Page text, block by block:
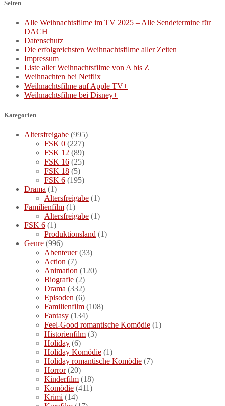
Seiten
Alle Weihnachtsfilme im TV 2025 – Alle Sendetermine für
DACH
Datenschutz
Die erfolgreichsten Weihnachtsfilme aller Zeiten
Impressum
Liste aller Weihnachtsfilme von A bis Z
Weihnachten bei Netflix
Weihnachtsfilme auf Apple TV+
Weihnachtsfilme bei Disney+
Kategorien
Altersfreigabe (995)
FSK 0 (227)
FSK 12 (89)
FSK 16 (25)
FSK 18 (5)
FSK 6 (195)
Drama (1)
Altersfreigabe (1)
Familienfilm (1)
Altersfreigabe (1)
FSK 6 (1)
Produktionsland (1)
Genre (996)
Abenteuer(33)
Action (7)
Animation (120)
Biografie (2)
Drama (332)
Episoden (6)
Familienfilm (108)
Fantasy (134)
Feel-Good romantische Komödie (1)
Historienfilm (3)
Holiday (6)
Holiday Komödie (1)
Holiday romantische Komödie (7)
Horror(20)
Kinderfilm (18)
Komödie (411)
Krimi (14)